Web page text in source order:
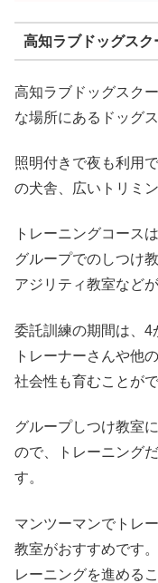
高知ラブドッグス
高知ラブドッグスク
な場所にあるドッグ
照明付きで夜も利用
の犬舎、広いトリミ
トレーニングコース
グループでのしつけ
アジリティ教室などが
委託訓練の期間は、4
トレーナーさんや他
社会性も育むことがで
グループしつけ教室
ので、トレーニング
す。
マンツーマンでトレ
教室がおすすめです
レーニングを進める